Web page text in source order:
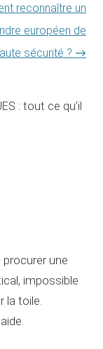
reconnaître un
européen de
sécurité ? →
: tout ce qu’il
une
impossible
la toile.